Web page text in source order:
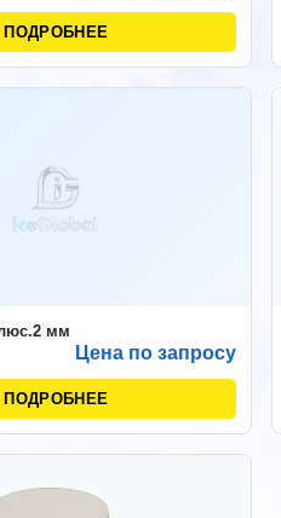
ПОДРОБНЕЕ
мм
Цена по запросу
ПОДРОБНЕЕ